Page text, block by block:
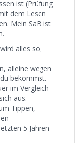
ist (Prüfung
dem Lesen
Mein SaB ist
alles so,
alleine wegen
bekommst.
im Vergleich
aus.
Tippen,
5 Jahren